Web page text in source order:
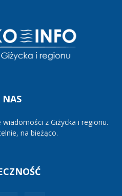
NAS
z Giżycka i regionu.
na bieżąco.